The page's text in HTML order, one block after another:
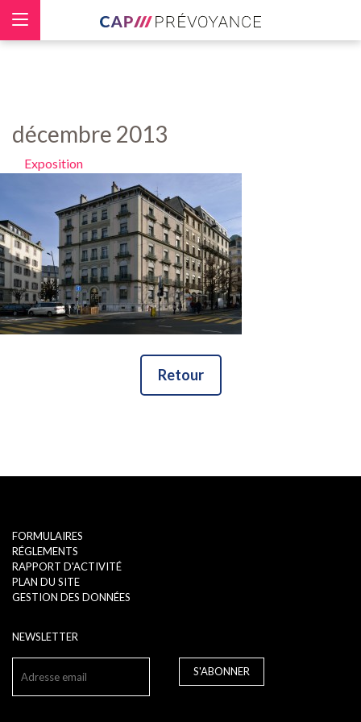
décembre 2013
Exposition
Retour
FORMULAIRES
RÉGLEMENTS
RAPPORT D'ACTIVITÉ
PLAN DU SITE
GESTION DES DONNÉES
NEWSLETTER
S'ABONNER
Panneau de gestion des cookies